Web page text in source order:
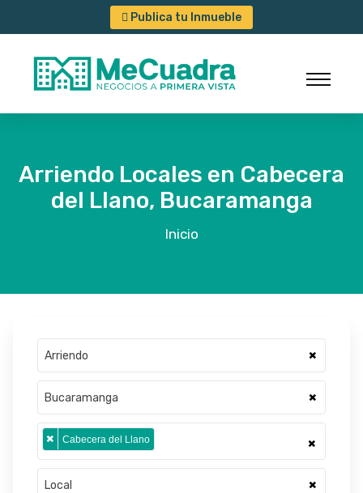
Publica tu Inmueble
Arriendo Locales en Cabecera
del Llano, Bucaramanga
Inicio
×
Arriendo
×
Bucaramanga
×
× Cabecera del Llano
×
Local